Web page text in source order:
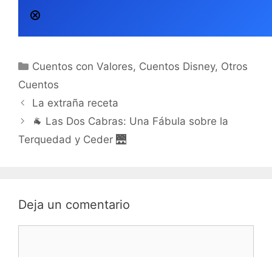
Categorías
Cuentos con Valores, Cuentos Disney, Otros
Cuentos
La extraña receta
🐐 Las Dos Cabras: Una Fábula sobre la
Terquedad y Ceder 🌉
Deja un comentario